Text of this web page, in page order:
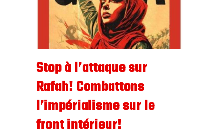
Stop à l’attaque sur
Rafah! Combattons
l’impérialisme sur le
front intérieur!